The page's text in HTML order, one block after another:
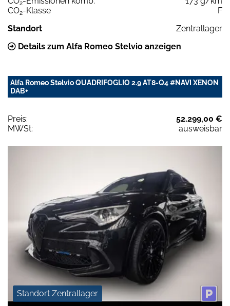
2
CO2-Klasse
F
Standort
Zentrallager
Details zum Alfa Romeo Stelvio anzeigen
Alfa Romeo Stelvio QUADRIFOGLIO 2.9 AT8-Q4 #NAVI XENON
DAB+
Preis:
52.299,00 €
MWSt:
ausweisbar
Standort Zentrallager